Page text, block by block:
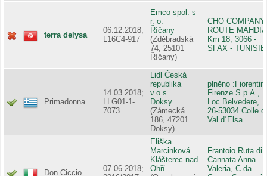
terra delysa
06.12.2018;
L16C4-917
Emco spol. s
r. o.
Říčany
(Zděbradská
74, 25101
Říčany)
CHO COMPANY,
ROUTE MAHDIA
Km 18, 3066 -
SFAX - TUNISIE
Primadonna
14 03 2018;
LLG01-1-
7073
Lidl Česká
republika
v.o.s.
Doksy
(Zámecká
186, 47201
Doksy)
plněno :Fiorentini
Firenze S.p.A.,
Loc Belvedere,
26-53034 Colle di
Val d´Elsa
Don Ciccio
07.06.2018;
Eliška
Marcinková
Klášterec nad
Ohří
Frantoio Ruta di
Cannata Anna
Valeria, C.da